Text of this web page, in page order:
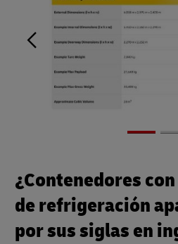
¿Contenedores
de refrigeración
por sus siglas en